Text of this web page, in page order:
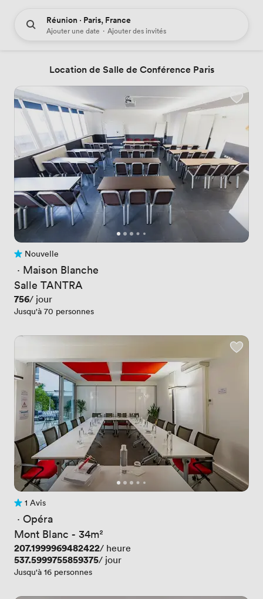
Réunion · Paris, France
Ajouter une date · Ajouter des invités
Location de Salle de Conférence Paris
Pas encore d'avis
Nouvelle
· Maison Blanche
Salle TANTRA
Prix
756/ jour
Jusqu'à 70 personnes
1 Avis1 Avis
· Opéra
Mont Blanc - 34m²
Prix
207.1999969482422/ heure
Prix
537.5999755859375/ jour
Jusqu'à 16 personnes